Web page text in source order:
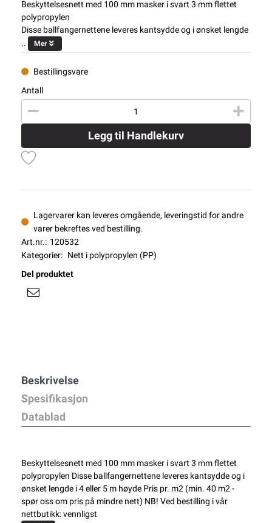
Beskyttelsesnett med 100 mm masker i svart 3 mm flettet
polypropylen
Disse ballfangernettene leveres kantsydde og i ønsket lengde
..
Mer
Bestillingsvare
Antall
Legg til Handlekurv
Lagervarer kan leveres omgående, leveringstid for andre
varer bekreftes ved bestilling.
Art.nr.: 120532
Kategorier: Nett i polypropylen (PP)
Del produktet
Beskrivelse
Spesifikasjon
Datablad
Beskyttelsesnett med 100 mm masker i svart 3 mm flettet
polypropylen Disse ballfangernettene leveres kantsydde og i
ønsket lengde i 4 eller 5 m høyde Pris pr. m2 (min. 40 m2 -
spør oss om pris på mindre nett) NB! Ved bestilling i vår
nettbutikk: vennligst